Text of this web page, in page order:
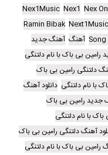
Nex
Nex1
Nex1Music
Next1Music
Ramin Bibak
آهنگ آهنگ جدید
بی باک با نام دلتنگی
دلتنگی رامین بی باک
با نام دلتنگی دانلود آهنگ
جدید رامین بی باک
با نام دلتنگی
آهنگ دلتنگی رامین بی باک
رامین بی باک با نام دلتنگی